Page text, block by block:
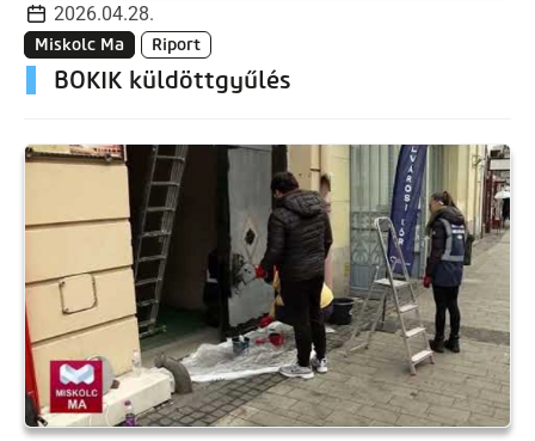
2026.04.28.
Miskolc Ma Riport
BOKIK küldöttgyűlés